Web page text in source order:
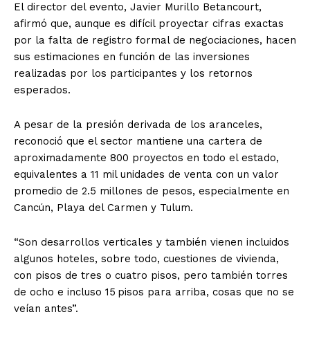
El director del evento, Javier Murillo Betancourt,
afirmó que, aunque es difícil proyectar cifras exactas
por la falta de registro formal de negociaciones, hacen
sus estimaciones en función de las inversiones
realizadas por los participantes y los retornos
esperados.
A pesar de la presión derivada de los aranceles,
reconoció que el sector mantiene una cartera de
aproximadamente 800 proyectos en todo el estado,
equivalentes a 11 mil unidades de venta con un valor
promedio de 2.5 millones de pesos, especialmente en
Cancún, Playa del Carmen y Tulum.
“Son desarrollos verticales y también vienen incluidos
algunos hoteles, sobre todo, cuestiones de vivienda,
con pisos de tres o cuatro pisos, pero también torres
de ocho e incluso 15 pisos para arriba, cosas que no se
veían antes”.